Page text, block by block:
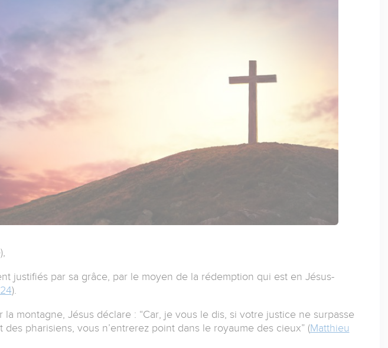
justifiés par sa grâce, par le moyen de la rédemption qui est en Jésus-
).
la montagne, Jésus déclare : “Car, je vous le dis, si votre justice ne surpasse
des pharisiens, vous n’entrerez point dans le royaume des cieux” (Matthieu